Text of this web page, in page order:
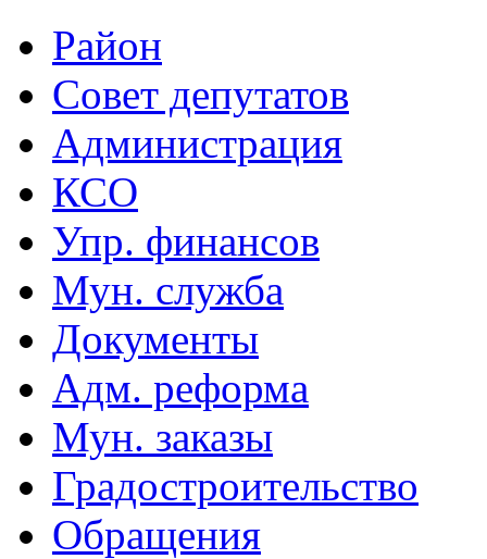
Район
Совет депутатов
Администрация
КСО
Упр. финансов
Мун. служба
Документы
Адм. реформа
Мун. заказы
Градостроительство
Обращения